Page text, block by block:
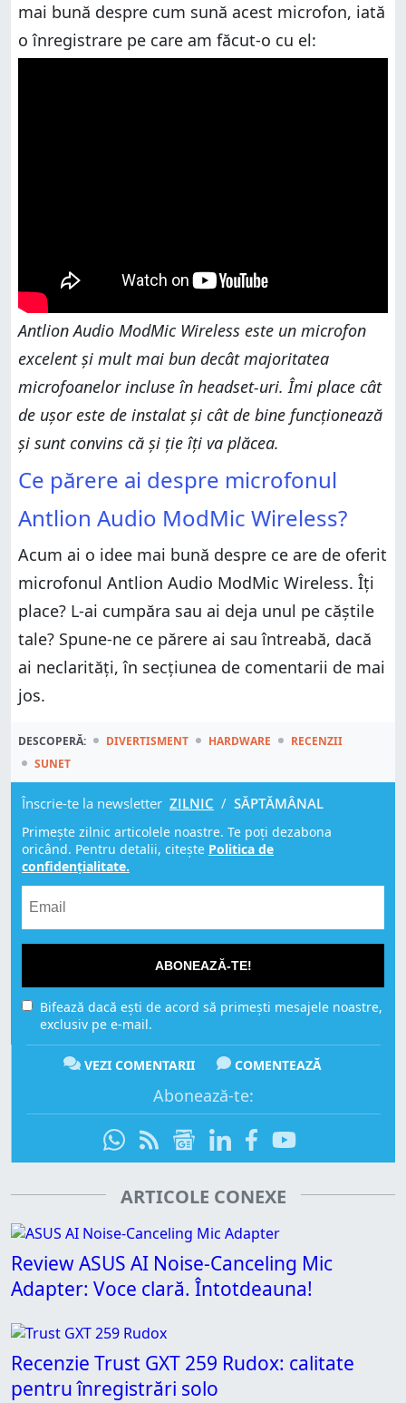
mai bună despre cum sună acest microfon, iată
o înregistrare pe care am făcut-o cu el:
Antlion Audio ModMic Wireless este un microfon
excelent și mult mai bun decât majoritatea
microfoanelor incluse în headset-uri. Îmi place cât
de ușor este de instalat și cât de bine funcționează
și sunt convins că și ție îți va plăcea.
Ce părere ai despre microfonul
Antlion Audio ModMic Wireless?
Acum ai o idee mai bună despre ce are de oferit
microfonul Antlion Audio ModMic Wireless. Îți
place? L-ai cumpăra sau ai deja unul pe căștile
tale? Spune-ne ce părere ai sau întreabă, dacă
ai neclarități, în secțiunea de comentarii de mai
jos.
DESCOPERĂ: DIVERTISMENT HARDWARE
RECENZII
SUNET
Înscrie-te la newsletter ZILNIC / SĂPTĂMÂNAL
Primește zilnic articolele noastre. Te poți dezabona
oricând. Pentru detalii, citește Politica de
confidențialitate.
ABONEAZĂ-TE!
Bifează dacă ești de acord să primești mesajele noastre,
exclusiv pe e-mail.
VEZI COMENTARII COMENTEAZĂ
Abonează-te:
ARTICOLE CONEXE
Review ASUS AI Noise-Canceling Mic
Adapter: Voce clară. Întotdeauna!
Recenzie Trust GXT 259 Rudox: calitate
pentru înregistrări solo